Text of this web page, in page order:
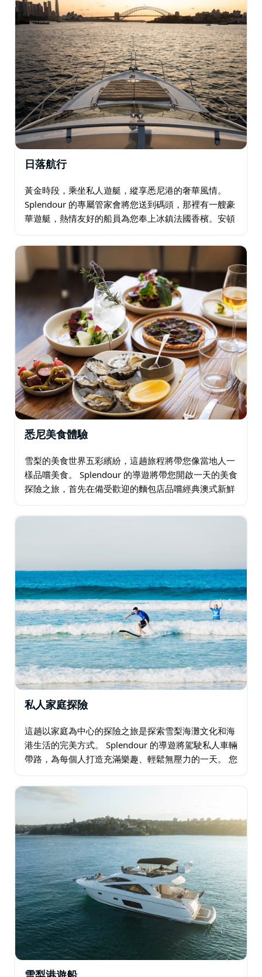
日落航行
黃金時段，乘坐私人遊艇，縱享悉尼港的奢華風情。
Splendour 的專屬管家會將您送到碼頭，那裡有一艘豪
華遊艇，熱情友好的船員為您奉上冰鎮法國香檳。安頓
色，彷彿落入海港大橋和藍山的懷抱。…
悉尼美食體驗
雪梨的美食世界五彩繽紛，這趟旅程將帶您像當地人一
樣品嚐美食。 Splendour 的導遊將帶您開啟一天的美食
探險之旅，首先在備受歡迎的麵包店品嚐經典澳式新鮮
嚐雪梨岩牡蠣…
私人家庭探險
這趟以家庭為中心的探險之旅是探索雪梨海灘文化和海
港生活的完美方式。 Splendour 的導遊將駕駛私人車輛
帶路，為每個人打造充滿樂趣、輕鬆無壓力的一天。 您
(Bondi Beach)…